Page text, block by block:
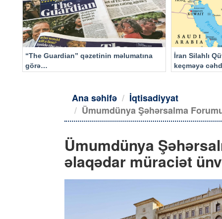
“The Guardian” qəzetinin məlumatına
görə…
İran Silahlı
keçməyə
Ana səhifə
İqtisadiyyat
Ümumdünya Şəhərsalma
Ümumdünya
əlaqədar müraciət